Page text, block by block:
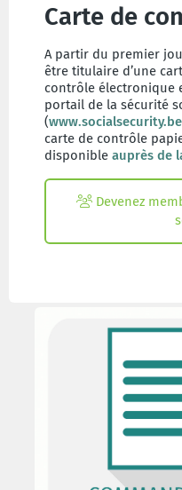
Carte de
A partir du premier
être titulaire d’une
contrôle électronique
portail de la sécurité
(www.socialsecurity.be
carte de contrôle
disponible auprès de
Devenez